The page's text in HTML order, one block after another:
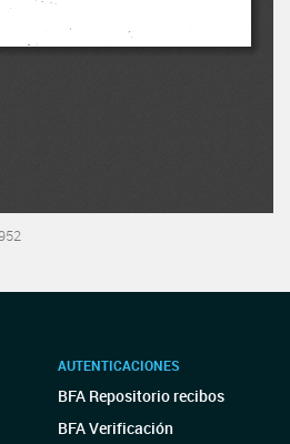
AUTENTICACIONES
BFA Repositorio recibos
BFA Verificación